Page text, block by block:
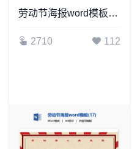
劳动节海报word模板(31)
2710 112